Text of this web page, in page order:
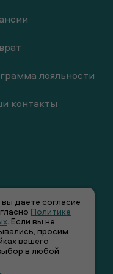
лояльности
контакты
даете согласие
Политике
. Если вы не
просим
вашего
в любой